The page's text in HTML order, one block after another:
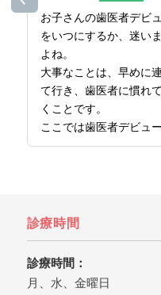
お子さんの歯医者デビ
をいつにするか、迷い
よね。
大事なことは、早めに
て行き、歯医者に慣れ
くことです。
ここでは歯医者デビュ
時期から、最初の受診
を考えたら、日本橋の歯
診療時間
診療時間：
月、水、金曜日